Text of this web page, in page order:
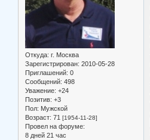
Откуда: г. Москва
Зарегистрирован: 2010-05-28
Приглашений: 0
Сообщений: 498
Уважение: +24
Позитив: +3
Пол: Мужской
Возраст: 71 [1954-11-28]
Провел на форуме:
8 дней 21 час